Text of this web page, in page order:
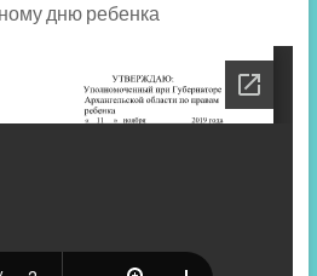
дню ребенка